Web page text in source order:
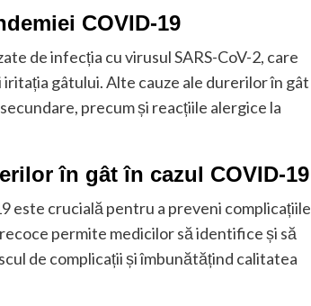
COVID-19
de infecția cu virusul SARS-CoV-2, care
gâtului. Alte cauze ale durerilor în gât
precum și reacțiile alergice la
în gât în cazul COVID-19
este crucială pentru a preveni complicațiile
permite medicilor să identifice și să
de complicații și îmbunătățind calitatea